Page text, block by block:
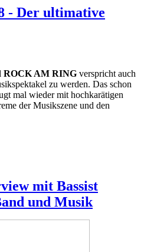
- Der ultimative
ROCK AM RING verspricht auch
zu werden. Das schon
mal wieder mit hochkarätigen
der Musikszene und den
mit Bassist
und Musik